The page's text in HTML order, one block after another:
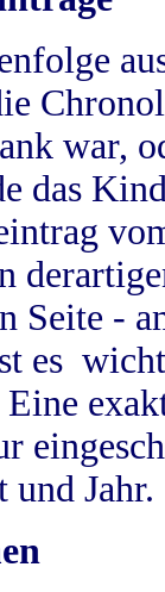
war,
das
Seite -
es
und Jahr.